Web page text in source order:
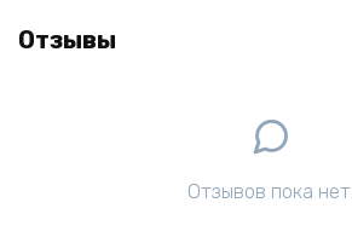
Отзывы
Отзывов пока нет.